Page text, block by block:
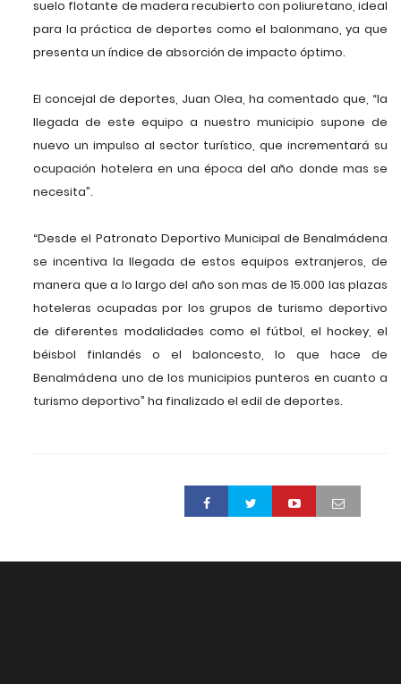
suelo flotante de madera recubierto con poliuretano, ideal
para la práctica de deportes como el balonmano, ya que
presenta un índice de absorción de impacto óptimo.
El concejal de deportes, Juan Olea, ha comentado que, “la
llegada de este equipo a nuestro municipio supone de
nuevo un impulso al sector turístico, que incrementará su
ocupación hotelera en una época del año donde mas se
necesita”.
“Desde el Patronato Deportivo Municipal de Benalmádena
se incentiva la llegada de estos equipos extranjeros, de
manera que a lo largo del año son mas de 15.000 las plazas
hoteleras ocupadas por los grupos de turismo deportivo
de diferentes modalidades como el fútbol, el hockey, el
béisbol finlandés o el baloncesto, lo que hace de
Benalmádena uno de los municipios punteros en cuanto a
turismo deportivo” ha finalizado el edil de deportes.